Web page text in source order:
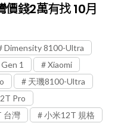
價錢2萬有找 10月
Dimensity 8100-Ultra
1
Xiaomi
天璣8100-Ultra
Pro
台灣
小米12T 規格